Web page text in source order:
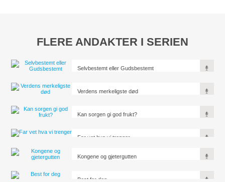
FLERE ANDAKTER I SERIEN
Selvbestemt eller Gudsbestemt
Verdens merkeligste død
Kan sorgen gi god frukt?
Far vet hva vi trenger
Kongene og gjetergutten
Best for deg